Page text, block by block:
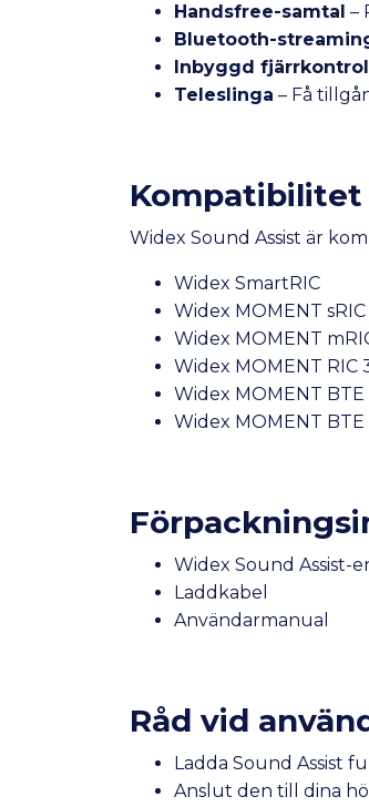
Handsfree-samtal –
Bluetooth-
Inbyggd fjärrkontroll
Teleslinga – Få
Kompatibilitet
Widex Sound Assist är
Widex SmartRIC
Widex MOMENT sRIC
Widex MOMENT
Widex MOMENT RIC
Widex MOMENT BTE
Widex MOMENT BTE
Widex Sound Assist-
Laddkabel
Användarmanual
Råd vid
Ladda Sound Assist
Anslut den till dina